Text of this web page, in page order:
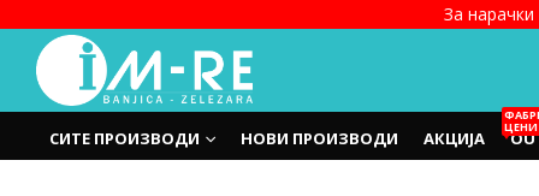
За
СИТЕ ПРОИЗВОДИ НОВИ ПРОИЗВОДИ АКЦИЈА
ЦЕНИ